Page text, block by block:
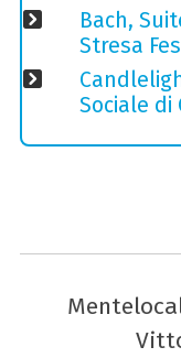
Bach,
Stresa
Sociale di